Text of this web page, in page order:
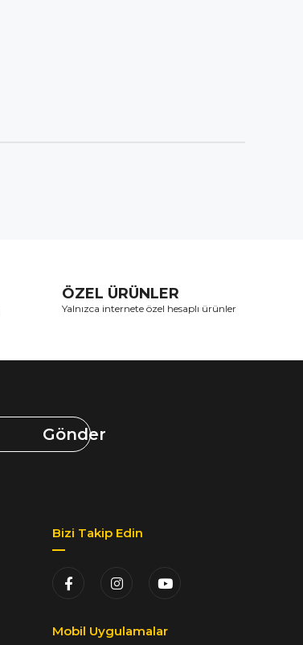
ÖZEL ÜRÜNLER
Yalnızca internete özel hesaplı ürünler
Gönder
Bizi Takip Edin
Mobil Uygulamalar